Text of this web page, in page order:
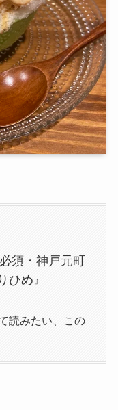
須・神戸元町
ひめ』
読みたい、この